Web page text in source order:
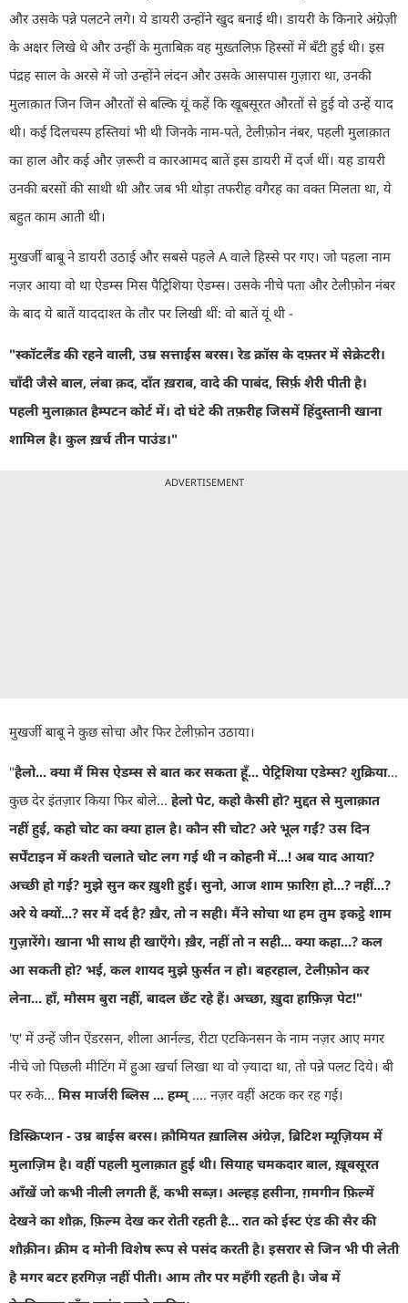
और उसके पन्ने पलटने लगे। ये डायरी उन्होंने खुद बनाई थी। डायरी के किनारे अंग्रेज़ी
के अक्षर लिखे थे और उन्हीं के मुताबिक़ वह मुख़्तलिफ़ हिस्सों में बँटी हुई थी। इस
पंद्रह साल के अरसे में जो उन्होंने लंदन और उसके आसपास गुज़ारा था, उनकी
मुलाक़ात जिन जिन औरतों से बल्कि यूं कहें कि खूबसूरत औरतों से हुई वो उन्हें याद
थी। कई दिलचस्प हस्तियां भी थी जिनके नाम-पते, टेलीफ़ोन नंबर, पहली मुलाक़ात
का हाल और कई और ज़रूरी व कारआमद बातें इस डायरी में दर्ज थीं। यह डायरी
उनकी बरसों की साथी थी और जब भी थोड़ा तफरीह वगैरह का वक्त मिलता था, ये
बहुत काम आती थी।
मुखर्जी बाबू ने डायरी उठाई और सबसे पहलेAवाले हिस्से पर गए। जो पहला नाम
नज़र आया वो था ऐडम्स मिस पैट्रिशिया ऐडम्स। उसके नीचे पता और टेलीफ़ोन नंबर
के बाद ये बातें याददाश्त के तौर पर लिखी थीं: वो बातें यूं थी -
"स्कॉटलैंड की रहने वाली, उम्र सत्ताईस बरस। रेड क्रॉस के दफ़्तर में सेक्रेटरी।
चाँदी जैसे बाल, लंबा क़द, दाँत ख़राब, वादे की पाबंद, सिर्फ़ शैरी पीती है।
पहली मुलाक़ात हैम्पटन कोर्ट में। दो घंटे की तफ़रीह जिसमें हिंदुस्तानी खाना
शामिल है। कुल ख़र्च तीन पाउंड।"
ADVERTISEMENT
मुखर्जी बाबू ने कुछ सोचा और फिर टेलीफ़ोन उठाया।
"हैलो... क्या मैं मिस ऐडम्स से बात कर सकता हूँ... पेट्रिशिया एडेम्स? शुक्रिया...
कुछ देर इंतज़ार किया फिर बोले... हेलो पेट, कहो कैसी हो? मुद्दत से मुलाक़ात
नहीं हुई, कहो चोट का क्या हाल है। कौन सी चोट? अरे भूल गईं? उस दिन
सर्पेंटाइन में कश्ती चलाते चोट लग गई थी न कोहनी में...! अब याद आया?
अच्छी हो गई? मुझे सुन कर ख़ुशी हुई। सुनो, आज शाम फ़ारिग़ हो...? नहीं...?
अरे ये क्यों...? सर में दर्द है? ख़ैर, तो न सही। मैंने सोचा था हम तुम इकट्ठे शाम
गुज़ारेंगे। खाना भी साथ ही खाएँगे। ख़ैर, नहीं तो न सही... क्या कहा...? कल
आ सकती हो? भई, कल शायद मुझे फ़ुर्सत न हो। बहरहाल, टेलीफ़ोन कर
लेना... हाँ, मौसम बुरा नहीं, बादल छँट रहे हैं। अच्छा, ख़ुदा हाफ़िज़ पेट!"
'ए' में उन्हें जीन ऐंडरसन, शीला आर्नल्ड, रीटा एटकिनसन के नाम नज़र आए मगर
नीचे जो पिछली मीटिंग में हुआ खर्चा लिखा था वो ज़्यादा था, तो पन्ने पलट दिये। बी
पर रुके... मिस मार्जरी ब्लिस ... हम्म् .... नज़र वहीं अटक कर रह गई।
डिस्क्रिप्शन- उम्र बाईस बरस। क़ौमियत ख़ालिस अंग्रेज़, ब्रिटिश म्यूज़ियम में
मुलाज़िम है। वहीं पहली मुलाक़ात हुई थी। सियाह चमकदार बाल, ख़ूबसूरत
आँखें जो कभी नीली लगती हैं, कभी सब्ज़। अल्हड़ हसीना, ग़मगीन फ़िल्में
देखने का शौक़, फ़िल्म देख कर रोती रहती है... रात को ईस्ट एंड की सैर की
शौक़ीन। क्रीम द मोनी विशेष रूप से पसंद करती है। इसरार से जिन भी पी लेती
है मगर बटर हरगिज़ नहीं पीती। आम तौर पर महँगी रहती है। जेब में